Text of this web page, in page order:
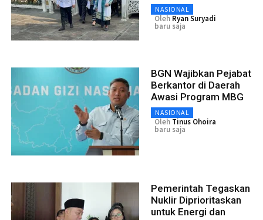
NASIONAL
Oleh Ryan Suryadi
baru saja
BGN Wajibkan Pejabat
Berkantor di Daerah
Awasi Program MBG
NASIONAL
Oleh Tinus Ohoira
baru saja
Pemerintah Tegaskan
Nuklir Diprioritaskan
untuk Energi dan